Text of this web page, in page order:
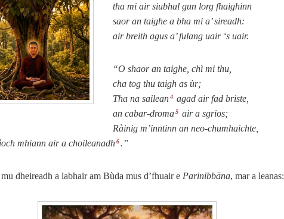
tha mi air siubhal gun lorg fhaighinn
saor an taighe a bha mi a’ sireadh:
air breith agus a’ fulang uair ‘s uair.
“O shaor an taighe, chì mi thu,
cha tog thu taigh as ùr;
Tha na sailean4 agad air fad briste,
an cabar-droma5 air a sgrios;
Ràinig m’inntinn an neo-chumhaichte,
mhiann air a choileanadh6.”
dheireadh a labhair am Bùda mus d’fhuair e Parinibbāna, mar a leanas: